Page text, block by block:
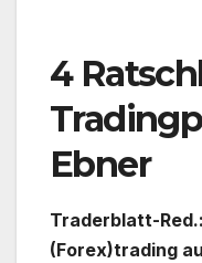
4
Ebner
Traderblatt-
(Forex)trading